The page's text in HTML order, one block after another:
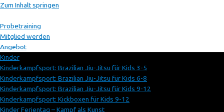
Zum Inhalt springen
Probetraining
Mitglied werden
Angebot
Kinder
Kinderkampfsport: Brazilian Jiu-Jitsu für Kids 3-5
Kinderkampfsport: Brazilian Jiu-Jitsu für Kids 6-8
Kinderkampfsport: Brazilian Jiu-Jitsu für Kids 9-12
Kinderkampfsport: Kickboxen für Kids 9-12
Kinder Ferientag – Kampf als Kunst